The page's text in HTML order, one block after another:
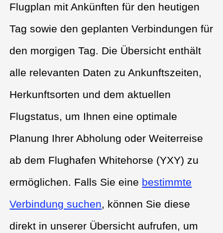
Flugplan mit Ankünften für den heutigen
Tag sowie den geplanten Verbindungen für
den morgigen Tag. Die Übersicht enthält
alle relevanten Daten zu Ankunftszeiten,
Herkunftsorten und dem aktuellen
Flugstatus, um Ihnen eine optimale
Planung Ihrer Abholung oder Weiterreise
ab dem Flughafen Whitehorse (YXY) zu
ermöglichen. Falls Sie eine bestimmte
Verbindung suchen, können Sie diese
direkt in unserer Übersicht aufrufen, um